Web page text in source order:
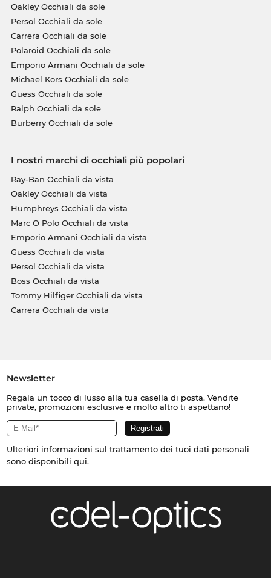
Oakley Occhiali da sole
Persol Occhiali da sole
Carrera Occhiali da sole
Polaroid Occhiali da sole
Emporio Armani Occhiali da sole
Michael Kors Occhiali da sole
Guess Occhiali da sole
Ralph Occhiali da sole
Burberry Occhiali da sole
I nostri marchi di occhiali più popolari
Ray-Ban Occhiali da vista
Oakley Occhiali da vista
Humphreys Occhiali da vista
Marc O Polo Occhiali da vista
Emporio Armani Occhiali da vista
Guess Occhiali da vista
Persol Occhiali da vista
Boss Occhiali da vista
Tommy Hilfiger Occhiali da vista
Carrera Occhiali da vista
Newsletter
Regala un tocco di lusso alla tua casella di posta. Vendite
private, promozioni esclusive e molto altro ti aspettano!
Ulteriori informazioni sul trattamento dei tuoi dati personali
sono disponibili qui.